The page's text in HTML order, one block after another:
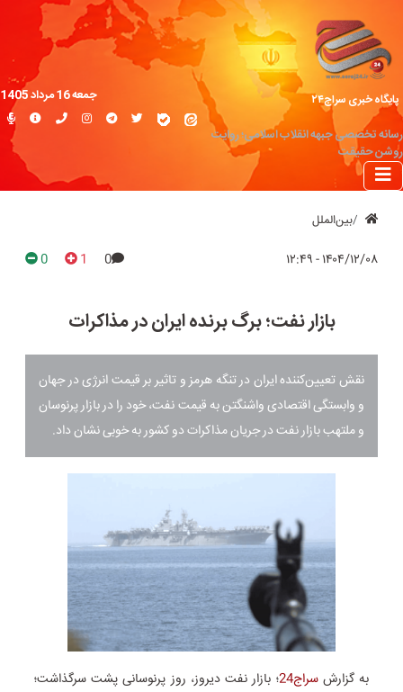
پایگاه خبری سراج۲۴
رسانه تخصصی جبهه انقلاب اسلامی؛ روایت
روشن حقیقت
جمعه 16 مرداد 1405
بین‌الملل
۱۴۰۴/۱۲/۰۸ - ۱۲:۴۹ 0
1
0
بازار نفت؛ برگ برنده ایران در مذاکرات
نقش تعیین‌کننده ایران در تنگه هرمز و تاثیر بر قیمت انرژی در جهان
و وابستگی اقتصادی واشنگتن به قیمت نفت، خود را در بازار پرنوسان
و ملتهب بازار نفت در جریان مذاکرات دو کشور به خوبی نشان داد.
به گزارشسراج24
؛ بازار نفت دیروز، روز پرنوسانی پشت سرگذاشت؛